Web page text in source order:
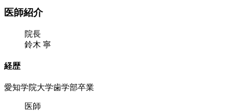
医師紹介
院長
鈴木 寧
経歴
愛知学院大学歯学部卒業
医師